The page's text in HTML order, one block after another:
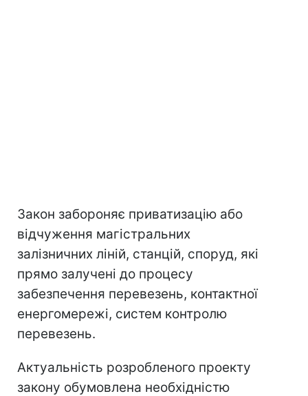
Закон забороняє приватизацію або
відчуження магістральних
залізничних ліній, станцій, споруд, які
прямо залучені до процесу
забезпечення перевезень, контактної
енергомережі, систем контролю
перевезень.
Актуальність розробленого проекту
закону обумовлена ​​необхідністю